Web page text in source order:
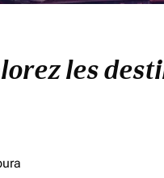
les